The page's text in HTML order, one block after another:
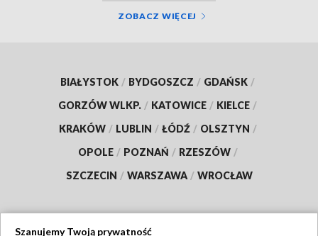
ZOBACZ WIĘCEJ
BIAŁYSTOK / BYDGOSZCZ / GDAŃSK /
GORZÓW WLKP. / KATOWICE / KIELCE /
KRAKÓW / LUBLIN / ŁÓDŹ / OLSZTYN /
OPOLE / POZNAŃ / RZESZÓW /
SZCZECIN / WARSZAWA / WROCŁAW
Szanujemy Twoją prywatność